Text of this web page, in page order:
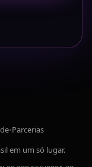
•Parcerias
em um só lugar.